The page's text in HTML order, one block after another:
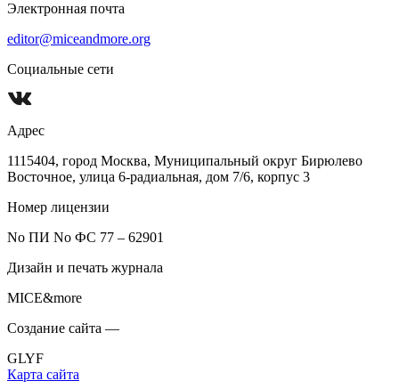
Электронная почта
editor@miceandmore.org
Социальные сети
Адрес
1115404, город Москва, Муниципальный округ Бирюлево
Восточное, улица 6-радиальная, дом 7/6, корпус 3
Номер лицензии
No ПИ No ФС 77 – 62901
Дизайн и печать журнала
MICE&more
Создание сайта —
GLYF
Карта сайта